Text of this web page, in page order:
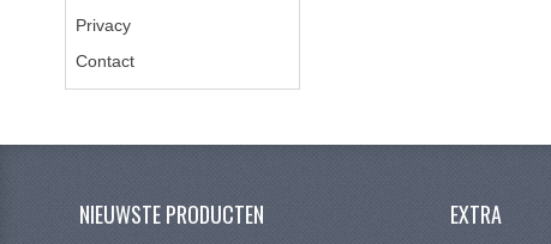
Privacy
Contact
NIEUWSTE PRODUCTEN EXTRA